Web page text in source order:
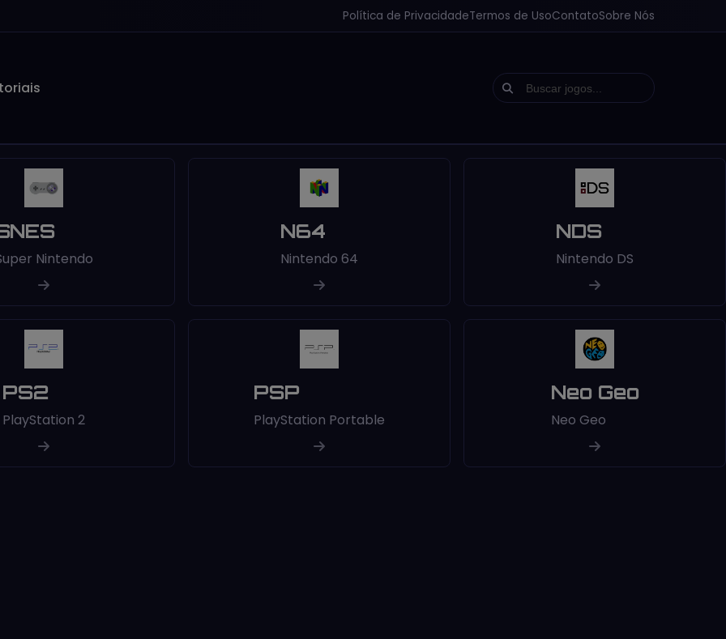
Política de PrivacidadeTermos de UsoContatoSobre Nós
Nintendo
N64
Nintendo 64
NDS
Nintendo DS
PS2
PlayStation 2
PSP
PlayStation Portable
Neo Geo
Neo Geo